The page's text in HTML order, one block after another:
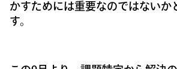
かすためには重要なのではないか
す。